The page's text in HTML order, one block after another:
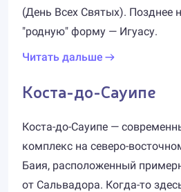
(День Всех Святых). Позднее
"родную" форму — Игуасу.
Читать дальше
Коста-до-Сауипе
Коста-до-Сауипе —
комплекс на северо-
Баия, расположенный
от Сальвадора. Когда-то